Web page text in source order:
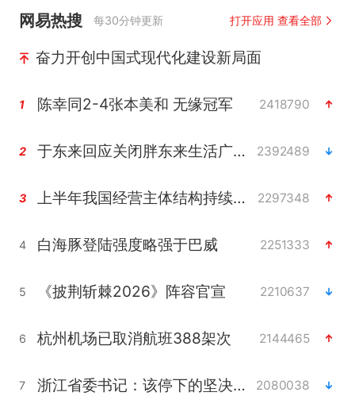
网易热搜 每30分钟更新 打开应用 查看全部
奋力开创中国式现代化建设新局面
1 陈幸同2-4张本美和 无缘冠军 2418790
2 于东来回应关闭胖东来生活广场店 2392489
3 上半年我国经营主体结构持续优化 2297348
4 白海豚登陆强度略强于巴威 2251333
5 《披荆斩棘2026》阵容官宣 2210637
6 杭州机场已取消航班388架次 2144465
7 浙江省委书记：该停下的坚决停下来 2080038